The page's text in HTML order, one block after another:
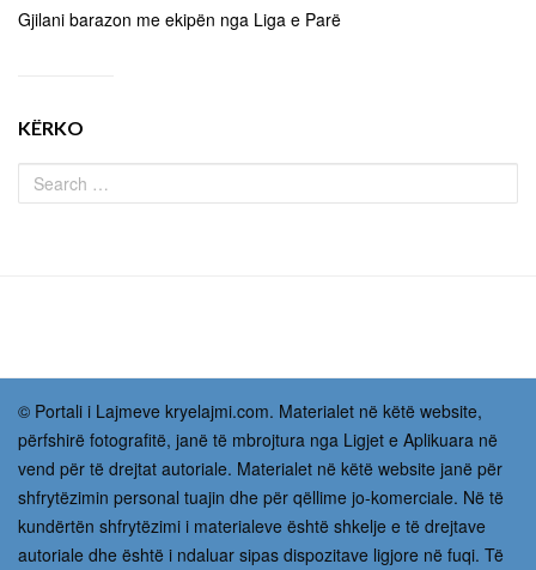
Gjilani barazon me ekipën nga Liga e Parë
KËRKO
© Portali i Lajmeve kryelajmi.com. Materialet në këtë website,
përfshirë fotografitë, janë të mbrojtura nga Ligjet e Aplikuara në
vend për të drejtat autoriale. Materialet në këtë website janë për
shfrytëzimin personal tuajin dhe për qëllime jo-komerciale. Në të
kundërtën shfrytëzimi i materialeve është shkelje e të drejtave
autoriale dhe është i ndaluar sipas dispozitave ligjore në fuqi. Të